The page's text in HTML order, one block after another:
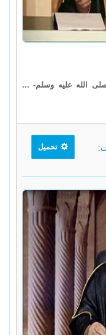
صلى الله عليه وسلم- ...
تحميل